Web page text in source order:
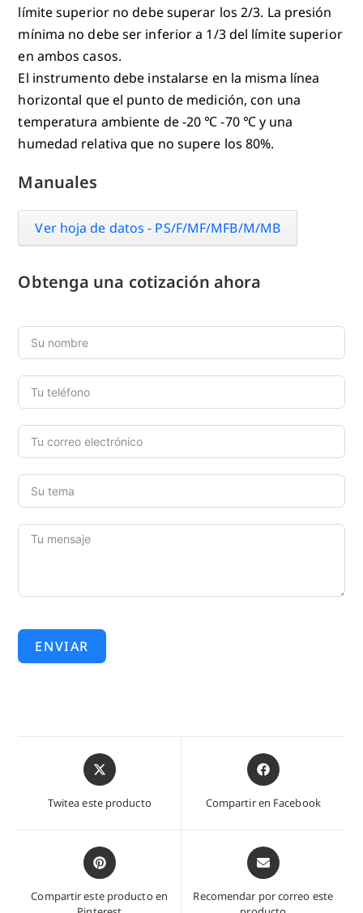
límite superior no debe superar los 2/3. La presión
mínima no debe ser inferior a 1/3 del límite superior
en ambos casos.
El instrumento debe instalarse en la misma línea
horizontal que el punto de medición, con una
temperatura ambiente de -20 ℃ -70 ℃ y una
humedad relativa que no supere los 80%.
Manuales
Ver hoja de datos - PS/F/MF/MFB/M/MB
Obtenga una cotización ahora
ENVIAR
Abre
en
nueva
Twitea este producto
Abre
en
nueva
Compartir en Facebook
Abre
en
nueva
Compartir este producto en
Abre
en
nueva
Recomendar por correo este